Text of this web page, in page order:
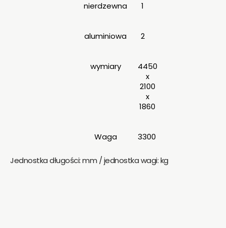
nierdzewna 1
aluminiowa 2
wymiary
4450
x
2100
x
1860
Waga 3300
Jednostka długości: mm / jednostka wagi: kg